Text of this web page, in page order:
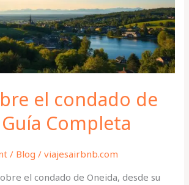
el condado de
Completa
/ Blog /viajesairbnb.com
el condado de Oneida, desde su